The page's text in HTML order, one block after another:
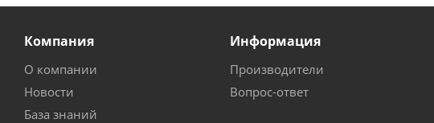
Компания
О компании
Новости
База знаний
Информация
Производители
Вопрос-ответ